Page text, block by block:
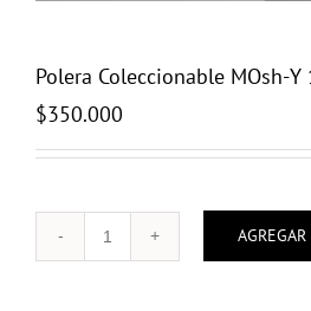
Polera Coleccionable MOsh-Y
$350.000
Polera
Coleccionable